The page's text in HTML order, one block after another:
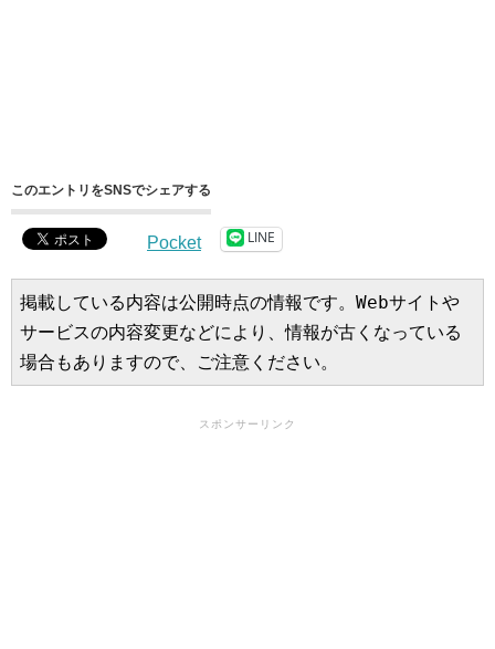
このエントリをSNSでシェアする
Pocket LINE
掲載している内容は公開時点の情報です。Webサイトや
サービスの内容変更などにより、情報が古くなっている
場合もありますので、ご注意ください。
スポンサーリンク